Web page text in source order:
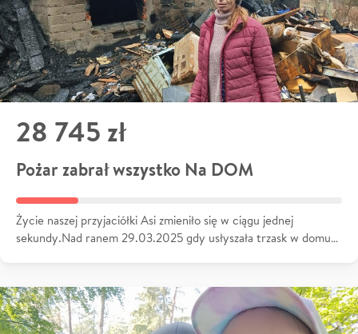
28 745 zł
Pożar zabrał wszystko Na DOM
Życie naszej przyjaciółki Asi zmieniło się w ciągu jednej
sekundy.Nad ranem 29.03.2025 gdy usłyszała trzask w domu…